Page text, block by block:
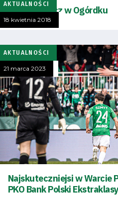
Tryb
oszczędności
energii
AKTUALNOŚCI
18 kwietnia 2018
Szalony mecz w Ogórdku
AKTUALNOŚCI
21 marca 2023
Najskuteczniejsi w Warcie
PKO Bank Polski Ekstraklasy